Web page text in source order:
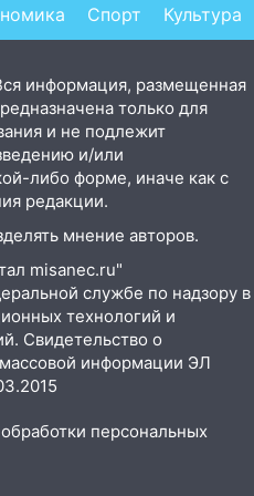
Спорт Культура
информация, размещенная
только для
и не подлежит
и/или
либо форме, иначе как с
редакции.
мнение авторов.
misanec.ru"
службе по надзору в
технологий и
Свидетельство о
информации ЭЛ
персональных